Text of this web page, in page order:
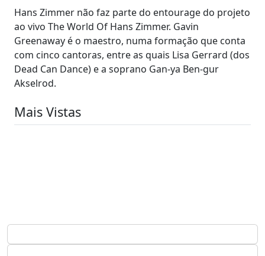
Hans Zimmer não faz parte do entourage do projeto
ao vivo The World Of Hans Zimmer. Gavin
Greenaway é o maestro, numa formação que conta
com cinco cantoras, entre as quais Lisa Gerrard (dos
Dead Can Dance) e a soprano Gan-ya Ben-gur
Akselrod.
Mais Vistas